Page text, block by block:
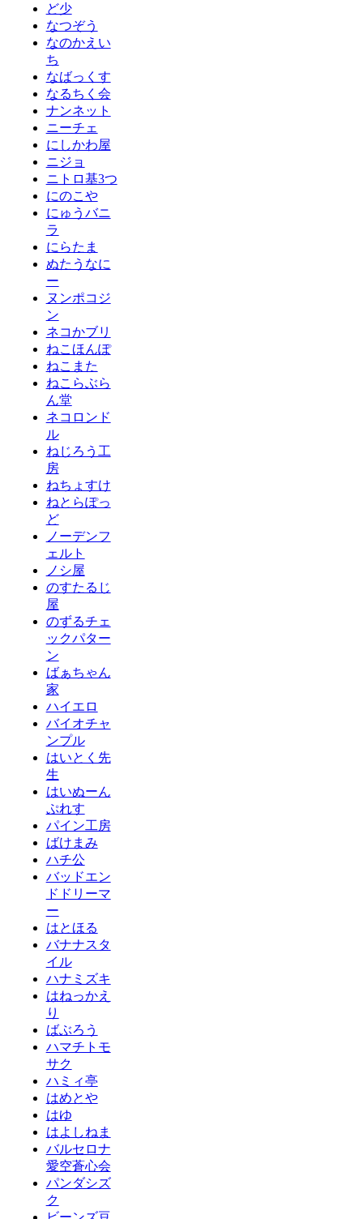
ど少
なつぞう
なのかえい
ち
なばっくす
なるちく会
ナンネット
ニーチェ
にしかわ屋
ニジョ
ニトロ基3つ
にのこや
にゅうバニ
ラ
にらたま
ぬたうなに
ー
ヌンポコジ
ン
ネコかブリ
ねこほんぽ
ねこまた
ねこらぶら
ん堂
ネコロンド
ル
ねじろう工
房
ねちょすけ
ねとらぽっ
ど
ノーデンフ
ェルト
ノシ屋
のすたるじ
屋
のずるチェ
ックパター
ン
ばぁちゃん
家
ハイエロ
バイオチャ
ンプル
はいとく先
生
はいぬーん
ぷれす
パイン工房
ばけまみ
ハチ公
バッドエン
ドドリーマ
ー
はとほる
バナナスタ
イル
ハナミズキ
はねっかえ
り
ばぶろう
ハマチトモ
サク
ハミィ亭
はめとや
はゆ
はよしねま
バルセロナ
愛空蒼心会
パンダシズ
ク